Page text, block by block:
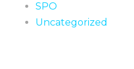
SPO
Uncategorized